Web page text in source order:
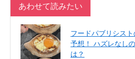
あわせて読みたい
フードパブリシス
予想！ ハズレなし
は？